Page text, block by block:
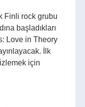
Finli rock grubu
başladıkları
Love in Theory
İlk
için